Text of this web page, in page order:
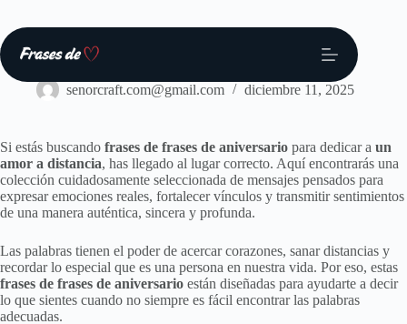
contenido
Frases
senorcraft.com@gmail.com diciembre 11, 2025
Si estás buscando frases de frases de aniversario para dedicar a un
amor a distancia, has llegado al lugar correcto. Aquí encontrarás una
colección cuidadosamente seleccionada de mensajes pensados para
expresar emociones reales, fortalecer vínculos y transmitir sentimientos
de una manera auténtica, sincera y profunda.
Las palabras tienen el poder de acercar corazones, sanar distancias y
recordar lo especial que es una persona en nuestra vida. Por eso, estas
frases de frases de aniversario están diseñadas para ayudarte a decir
lo que sientes cuando no siempre es fácil encontrar las palabras
adecuadas.